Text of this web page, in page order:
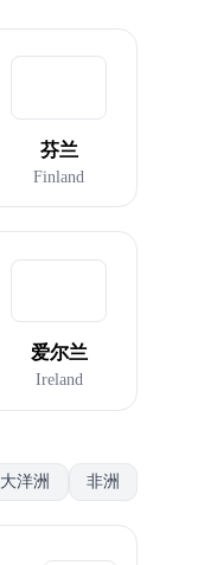
芬兰
Finland
爱尔兰
Ireland
大洋洲 非洲